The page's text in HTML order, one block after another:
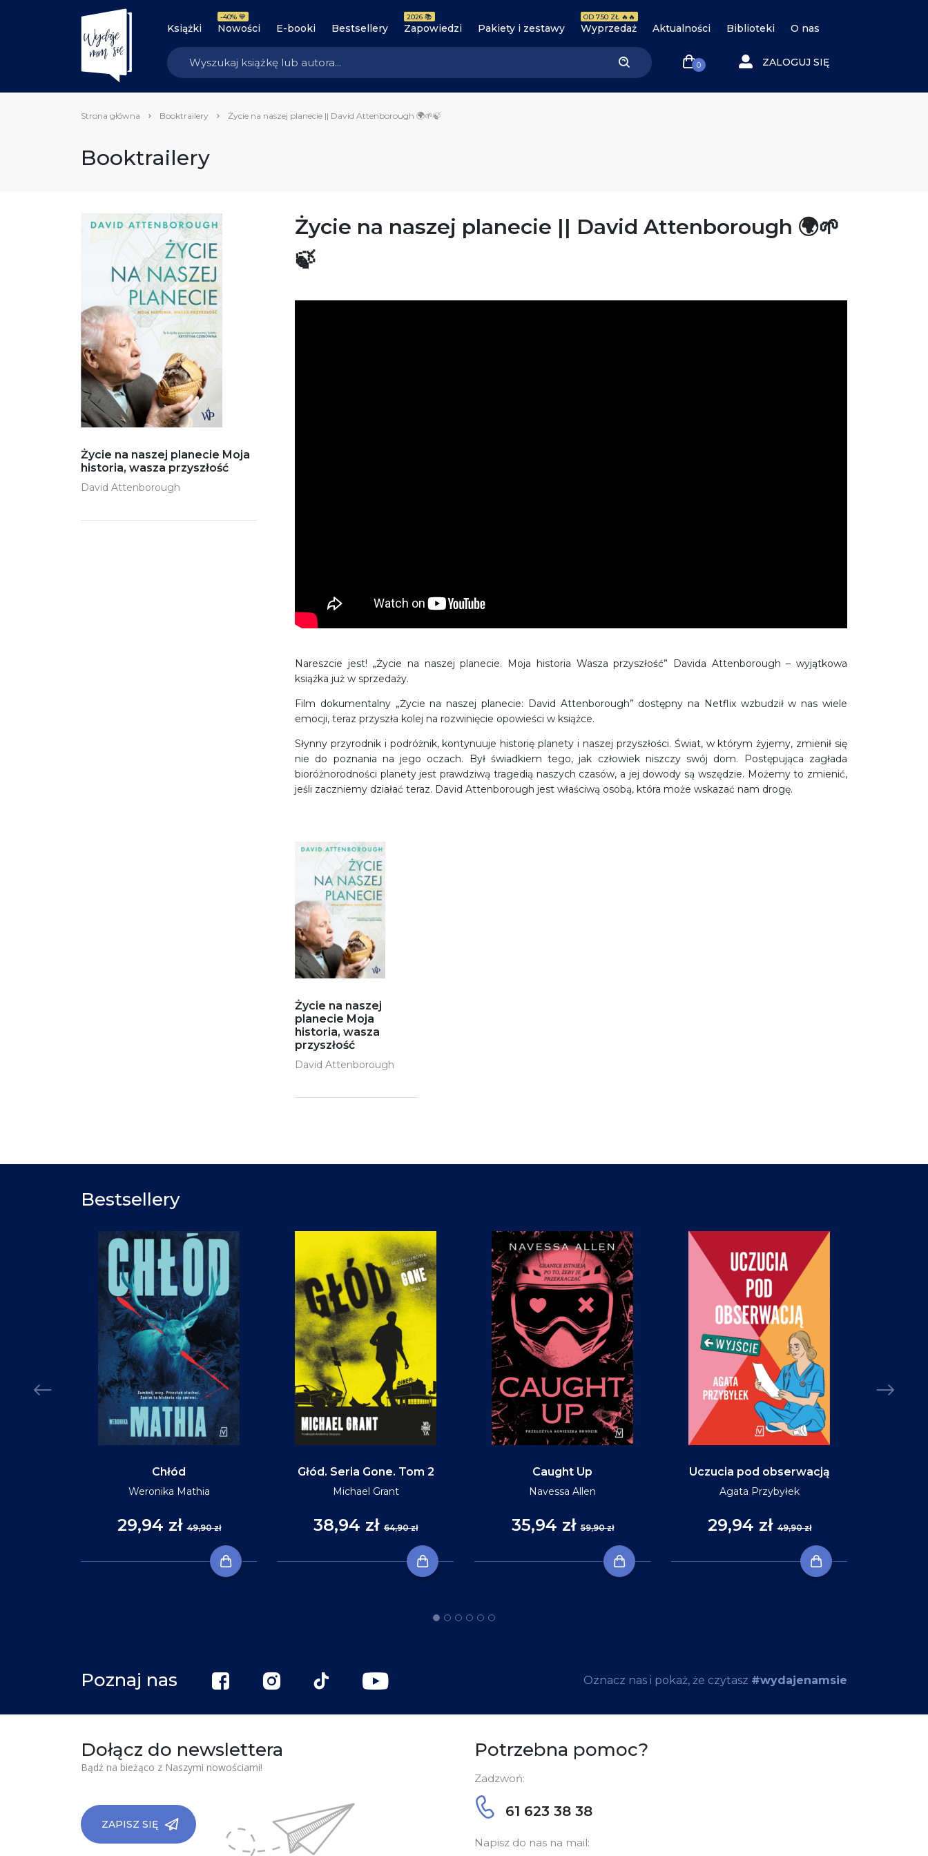
Książki Nowości
-40% 💙
E-booki Bestsellery Zapowiedzi
2026 📚
Pakiety i zestawy Wyprzedaż
OD 7.50 ZŁ 🔥🔥
Aktualności Biblioteki O nas
0 ZALOGUJ SIĘ
Strona główna Booktrailery Życie na naszej planecie || David Attenborough 🌍🌱🍃
Booktrailery
Życie na naszej planecie Moja
historia, wasza przyszłość
David Attenborough
Życie na naszej planecie || David Attenborough 🌍🌱
🍃
Nareszcie jest! „Życie na naszej planecie. Moja historia Wasza przyszłość” Davida Attenborough – wyjątkowa
książka już w sprzedaży.
Film dokumentalny „Życie na naszej planecie: David Attenborough” dostępny na Netflix wzbudził w nas wiele
emocji, teraz przyszła kolej na rozwinięcie opowieści w książce.
Słynny przyrodnik i podróżnik, kontynuuje historię planety i naszej przyszłości. Świat, w którym żyjemy, zmienił się
nie do poznania na jego oczach. Był świadkiem tego, jak człowiek niszczy swój dom. Postępująca zagłada
bioróżnorodności planety jest prawdziwą tragedią naszych czasów, a jej dowody są wszędzie. Możemy to zmienić,
jeśli zaczniemy działać teraz. David Attenborough jest właściwą osobą, która może wskazać nam drogę.
Życie na naszej
planecie Moja
historia, wasza
przyszłość
David Attenborough
Bestsellery
Chłód
Weronika Mathia
29,94 zł49,90 zł
Głód. Seria Gone. Tom 2
Michael Grant
38,94 zł 64,90 zł
Caught Up
Navessa Allen
35,94 zł59,90 zł
Uczucia pod obserwacją
Agata Przybyłek
29,94 zł49,90 zł
Poznaj nas Oznacz nas i pokaż, że czytasz #wydajenamsie
Dołącz do newslettera
Bądź na bieżąco z Naszymi nowościami!
ZAPISZ SIĘ
Potrzebna pomoc?
Zadzwoń:
61 623 38 38
Napisz do nas na mail: